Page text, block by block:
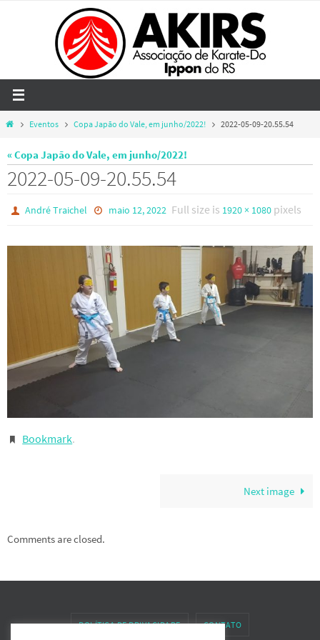
HomeEventos Copa Japão do Vale, em junho/2022! 2022-05-09-20.55.54
« Copa Japão do Vale, em junho/2022!
2022-05-09-20.55.54
André Traichel maio 12, 2022 Full size is 1920 × 1080pixels
Bookmark.
Next image
Comments are closed.
POLÍTICA DE PRIVACIDADE CONTATO